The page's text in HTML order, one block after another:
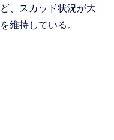
、スカッド状況が大
維持している。